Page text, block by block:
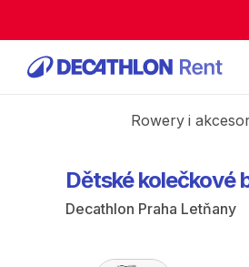
Rowery i
Dětské kolečkové
Decathlon Praha Letňany